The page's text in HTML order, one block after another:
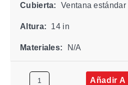
Cubierta:
Ventana estándar
Altura: 14 in
Materiales: N/A
Añadir A